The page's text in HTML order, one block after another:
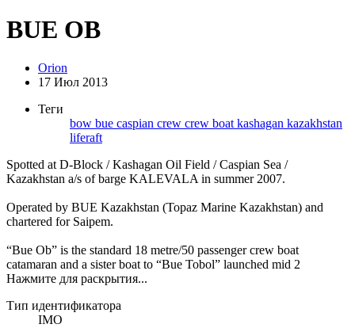
BUE OB
Orion
17 Июл 2013
Теги
bow bue caspian crew crew boat kashagan kazakhstan
liferaft
Spotted at D-Block / Kashagan Oil Field / Caspian Sea /
Kazakhstan a/s of barge KALEVALA in summer 2007.
Operated by BUE Kazakhstan (Topaz Marine Kazakhstan) and
chartered for Saipem.
“Bue Ob” is the standard 18 metre/50 passenger crew boat
catamaran and a sister boat to “Bue Tobol” launched mid 2
Нажмите для раскрытия...
Тип идентификатора
IMO